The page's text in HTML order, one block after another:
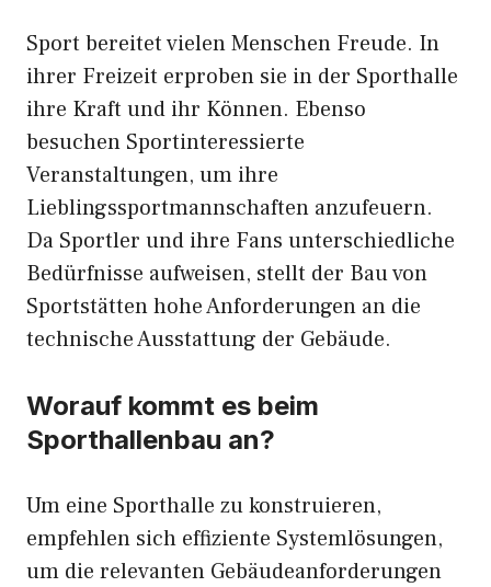
Sport bereitet vielen Menschen Freude. In
ihrer Freizeit erproben sie in der Sporthalle
ihre Kraft und ihr Können. Ebenso
besuchen Sportinteressierte
Veranstaltungen, um ihre
Lieblingssportmannschaften anzufeuern.
Da Sportler und ihre Fans unterschiedliche
Bedürfnisse aufweisen, stellt der Bau von
Sportstätten hohe Anforderungen an die
technische Ausstattung der Gebäude.
Worauf kommt es beim
Sporthallenbau an?
Um eine Sporthalle zu konstruieren,
empfehlen sich effiziente Systemlösungen,
um die relevanten Gebäudeanforderungen